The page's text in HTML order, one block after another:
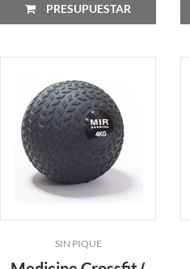
PRESUPUESTAR
SIN PIQUE